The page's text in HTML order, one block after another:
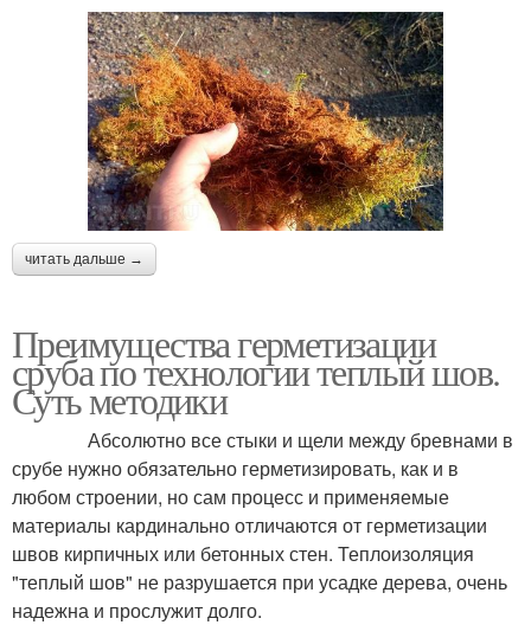
читать дальше →
Преимущества герметизации
сруба по технологии теплый шов.
Суть методики
Абсолютно все стыки и щели между бревнами в
срубе нужно обязательно герметизировать, как и в
любом строении, но сам процесс и применяемые
материалы кардинально отличаются от герметизации
швов кирпичных или бетонных стен. Теплоизоляция
"теплый шов" не разрушается при усадке дерева, очень
надежна и прослужит долго.